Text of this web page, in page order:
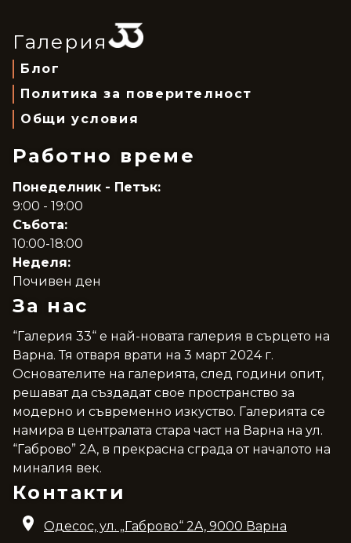
Галерия
Блог
Политика за поверителност
Общи условия
Работно време
Понеделник - Петък:
9:00 - 19:00
Събота:
10:00-18:00
Неделя:
Почивен ден
За нас
“Галерия 33“ е най-новата галерия в сърцето на
Варна. Тя отваря врати на 3 март 2024 г.
Основателите на галерията, след години опит,
решават да създадат свое пространство за
модерно и съвременно изкуство. Галерията се
намира в централата стара част на Варна на ул.
“Габрово” 2А, в прекрасна сграда от началото на
миналия век.
Контакти
Одесос, ул. „Габрово“ 2A, 9000 Варна